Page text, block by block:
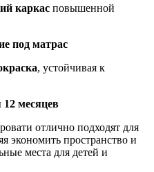
каркас повышенной
под матрас
, устойчивая к
12 месяцев
отлично подходят для
экономить пространство и
места для детей и